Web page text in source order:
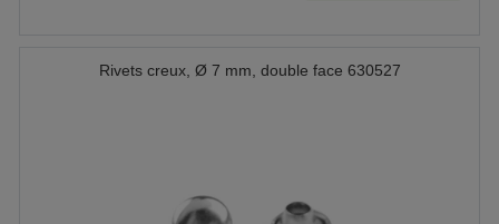
Rivets creux, Ø 7 mm, double face 630527